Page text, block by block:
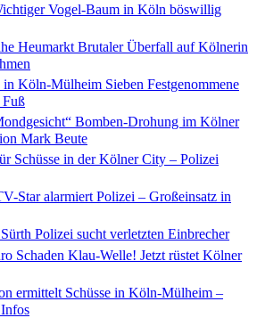
Vogel-Baum in Köln böswillig
Heumarkt Brutaler Überfall auf Kölnerin
in Köln-Mülheim Sieben Festgenommene
Fuß
Bomben-Drohung im Kölner
Mark Beute
Schüsse in der Kölner City – Polizei
Star alarmiert Polizei – Großeinsatz in
Polizei sucht verletzten Einbrecher
Schaden Klau-Welle! Jetzt rüstet Kölner
ermittelt Schüsse in Köln-Mülheim –